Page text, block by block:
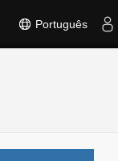
Português